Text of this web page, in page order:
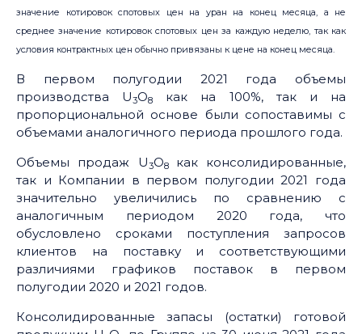
значение котировок спотовых цен на уран на конец месяца, а не
среднее значение котировок спотовых цен за каждую неделю, так как
условия контрактных цен обычно привязаны к цене на конец месяца.
В первом полугодии 2021 года объемы
производства U3O8
как на 100%, так и на
пропорциональной основе были сопоставимы с
объемами аналогичного периода прошлого года.
Объемы продаж U3O8 как консолидированные,
так и Компании в первом полугодии 2021 года
значительно увеличились по сравнению с
аналогичным периодом 2020 года, что
обусловлено сроками поступления запросов
клиентов на поставку и соответствующими
различиями графиков поставок в первом
полугодии 2020 и 2021 годов.
Консолидированные запасы (остатки) готовой